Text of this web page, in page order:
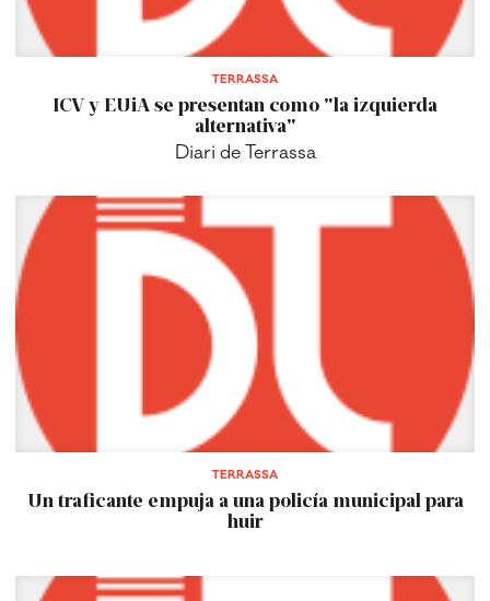
TERRASSA
ICV y EUiA se presentan como "la izquierda
alternativa"
Diari de Terrassa
TERRASSA
Un traficante empuja a una policía municipal para
huir